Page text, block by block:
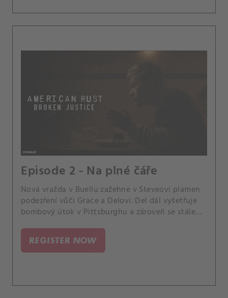
Episode 2 - Na plné čáře
Nová vražda v Buellu zažehne v Steveovi plamen
podezření vůči Grace a Delovi. Del dál vyšetřuje
bombový útok v Pittsburghu a zároveň se stále
REGISTER NOW